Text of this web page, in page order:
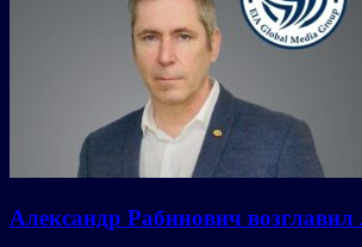
Александр Рабинович